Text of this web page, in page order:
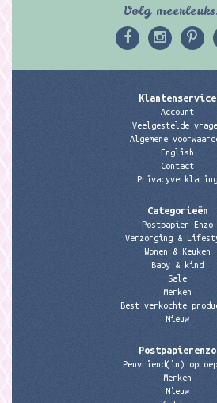
Volg
Klantenservice
Account
Veelgestelde
Algemene
English
Contact
Privacyverklaring
Categorieën
Postpapier Enzo
Verzorging &
Wonen & Keuken
Baby & kind
Sale
Merken
Best verkochte
Nieuw
Postpapierenzo
Penvriend(in)
Merken
Nieuw